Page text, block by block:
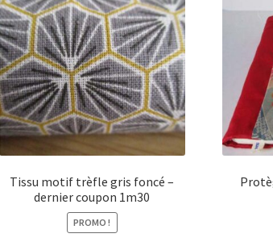
Tissu motif trèfle gris foncé –
dernier coupon 1m30
PROMO !